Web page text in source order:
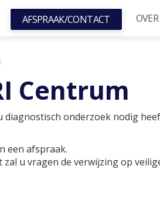
AFSPRAAK/CONTACT
Centrum
onderzoek nodig
een afspraak.
u vragen de verwijzing op